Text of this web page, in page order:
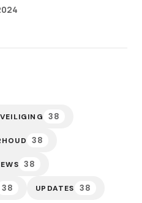
38
38
38
38 UPDATES 38